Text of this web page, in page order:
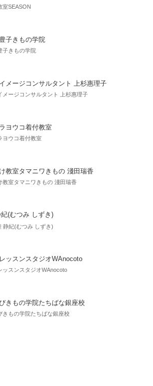
室SEASON
子きもの学院
子きもの学院
メージコンサルタント 上杉惠理子
メージコンサルタント 上杉惠理子
ヨウコ着付教室
ヨウコ着付教室
教室タマニワきもの 淺田瑞香
教室タマニワきもの 淺田瑞香
(むつみ しずき)
静紀(むつみ しずき)
ッスンスタジオWAnocoto
ッスンスタジオWAnocoto
きもの学院たちばな銀座校
きもの学院たちばな銀座校